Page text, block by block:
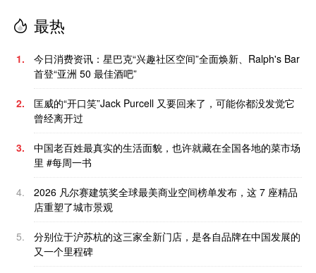
最热
1.
今日消费资讯：星巴克“兴趣社区空间”全面焕新、Ralph's Bar
首登“亚洲 50 最佳酒吧”
2.
匡威的“开口笑”Jack Purcell 又要回来了，可能你都没发觉它
曾经离开过
3.
中国老百姓最真实的生活面貌，也许就藏在全国各地的菜市场
里 #每周一书
4.
2026 凡尔赛建筑奖全球最美商业空间榜单发布，这 7 座精品
店重塑了城市景观
5.
分别位于沪苏杭的这三家全新门店，是各自品牌在中国发展的
又一个里程碑